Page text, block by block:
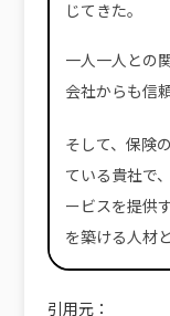
じてきた。
一人一人との
会社からも信
そして、保険
ている貴社で
ービスを提供
を築ける人材
引用元：